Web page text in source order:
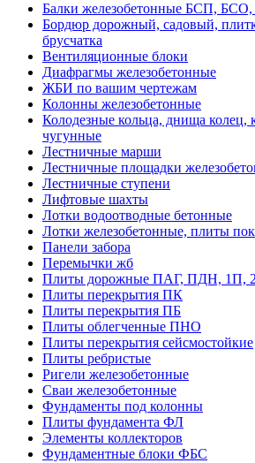
Балки железобетонные БСП,
Бордюр дорожный, садовый,
брусчатка
Вентиляционные блоки
Диафрагмы железобетонные
ЖБИ по вашим чертежам
Колонны железобетонные
Колодезные кольца, днища
чугунные
Лестничные марши
Лестничные площадки
Лестничные ступени
Лифтовые шахты
Лотки водоотводные бетонные
Лотки железобетонные, плиты
Панели забора
Перемычки жб
Плиты дорожные ПАГ, ПДН, 1П,
Плиты перекрытия ПК
Плиты перекрытия ПБ
Плиты облегченные ПНО
Плиты перекрытия сейсмостойкие
Плиты ребристые
Ригели железобетонные
Сваи железобетонные
Фундаменты под колонны
Плиты фундамента ФЛ
Элементы коллекторов
Фундаментные блоки ФБС